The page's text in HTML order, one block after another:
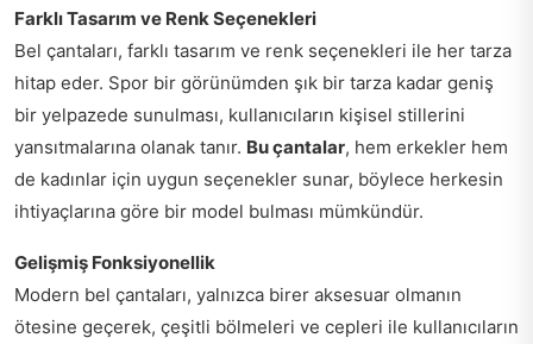
Farklı Tasarım ve Renk Seçenekleri
Bel çantaları, farklı tasarım ve renk seçenekleri ile her tarza
hitap eder. Spor bir görünümden şık bir tarza kadar geniş
bir yelpazede sunulması, kullanıcıların kişisel stillerini
yansıtmalarına olanak tanır. Bu çantalar, hem erkekler hem
de kadınlar için uygun seçenekler sunar, böylece herkesin
ihtiyaçlarına göre bir model bulması mümkündür.
Gelişmiş Fonksiyonellik
Modern bel çantaları, yalnızca birer aksesuar olmanın
ötesine geçerek, çeşitli bölmeleri ve cepleri ile kullanıcıların